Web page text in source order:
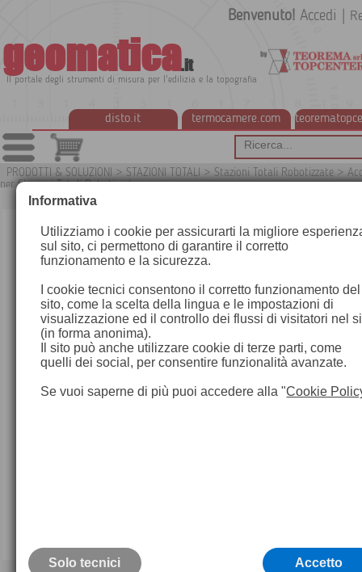
geomatica.it
Il portale degli strumenti di misura per l'edilizia e la topografia
disto.it termocamere.com
Benvenuto! Accedi
PRODOTTI & SOLUZIONI > STAZIONI TOTALI > Stazioni Totali Robotizzate >
per Stazioni Totali Robotizzate
Informativa
Utilizziamo i cookie per assicurarti la migliore
sul sito, ci permettono di garantire il corretto
funzionamento e la sicurezza.
I cookie tecnici consentono il corretto funzionamento del
sito, come la scelta della lingua e le impostazioni di
visualizzazione ed il controllo dei flussi di visitatori nel
(in forma anonima).
Il sito può anche utilizzare cookie di terze parti, come
quelli dei social, per consentire funzionalità avanzate.
Se vuoi saperne di più puoi accedere alla "Cookie
Solo tecnici Accetto